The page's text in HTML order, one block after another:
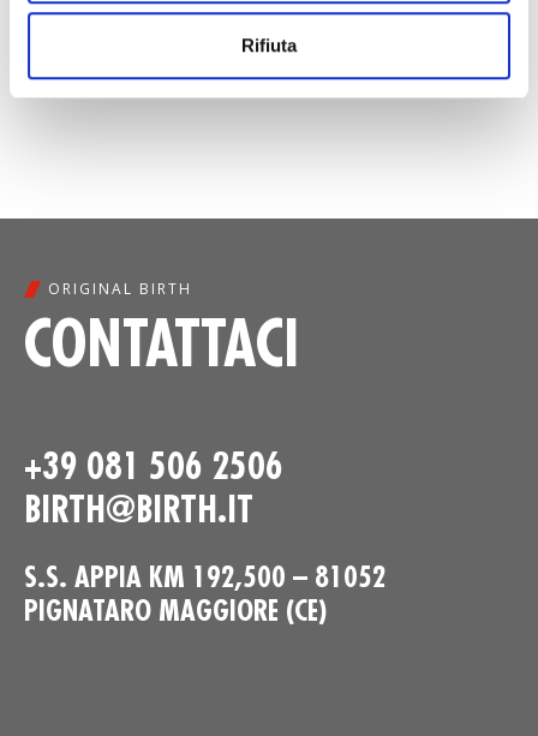
Rifiuta
ORIGINAL BIRTH
CONTATTACI
+39 081 506 2506
BIRTH@BIRTH.IT
S.S. APPIA KM 192,500 – 81052
PIGNATARO MAGGIORE (CE)